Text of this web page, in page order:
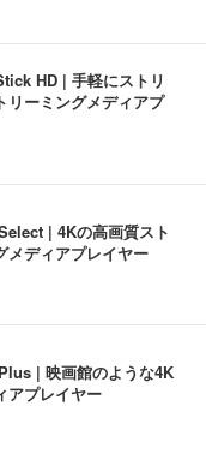
HD | 手軽にストリ
リーミングメディアプ
| 4Kの高画質スト
メディアプレイヤー
| 映画館のような4K
アプレイヤー